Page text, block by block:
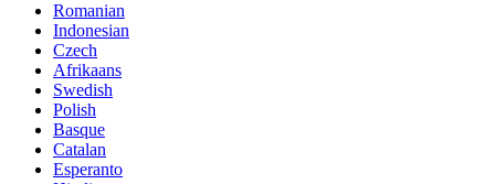
Romanian
Indonesian
Czech
Afrikaans
Swedish
Polish
Basque
Catalan
Esperanto